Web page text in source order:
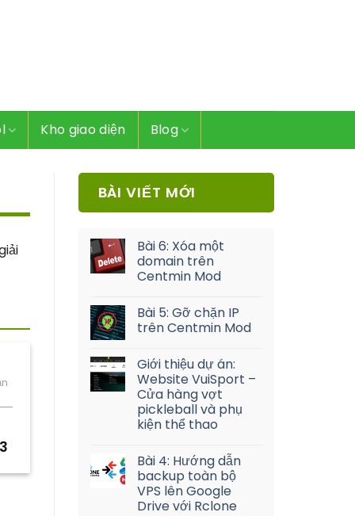
Kho giao diện Blog
BÀI VIẾT MỚI
Bài 6: Xóa một
domain trên
Centmin Mod
Bài 5: Gỡ chặn IP
trên Centmin Mod
Giới thiệu dự án:
Website VuiSport –
Cửa hàng vợt
pickleball và phụ
kiện thể thao
Bài 4: Hướng dẫn
backup toàn bộ
VPS lên Google
Drive với Rclone